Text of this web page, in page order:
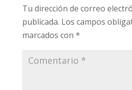
Tu dirección de correo
publicada. Los campos
marcados con *